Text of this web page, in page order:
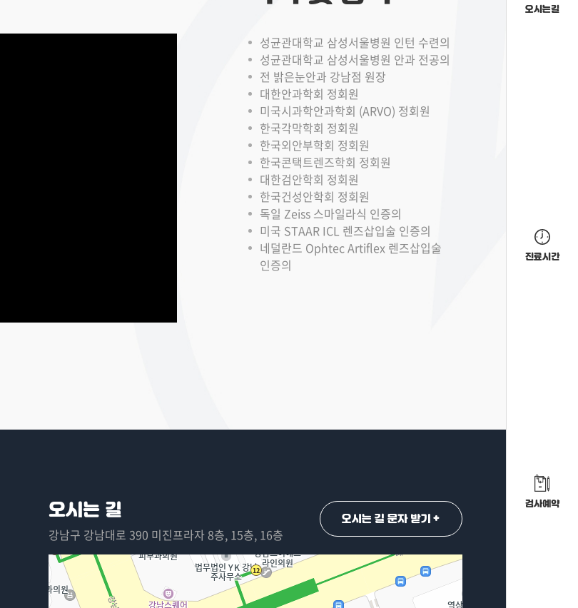
오시는길
진료시간
검사예약
성균관대학교 삼성서울병원 인턴 수련의
성균관대학교 삼성서울병원 안과 전공의
전 밝은눈안과 강남점 원장
대한안과학회 정회원
미국시과학안과학회 (ARVO) 정회원
한국각막학회 정회원
한국외안부학회 정회원
한국콘택트렌즈학회 정회원
대한검안학회 정회원
한국건성안학회 정회원
독일 Zeiss 스마일라식 인증의
미국 STAAR ICL 렌즈삽입술 인증의
네덜란드 Ophtec Artiflex 렌즈삽입술
인증의
오시는 길
강남구 강남대로 390 미진프라자 8층, 15층, 16층
오시는 길 문자 받기 +